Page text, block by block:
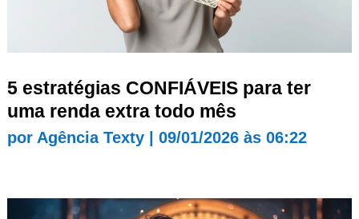
5 estratégias CONFIÁVEIS para ter
uma renda extra todo mês
por Agência Texty| 09/01/2026 às 06:22